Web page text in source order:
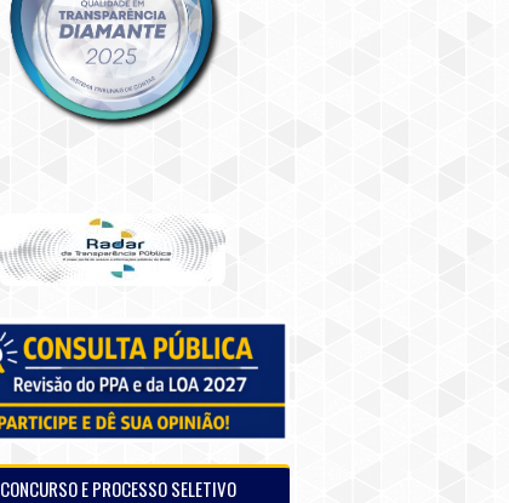
CONCURSO E PROCESSO SELETIVO